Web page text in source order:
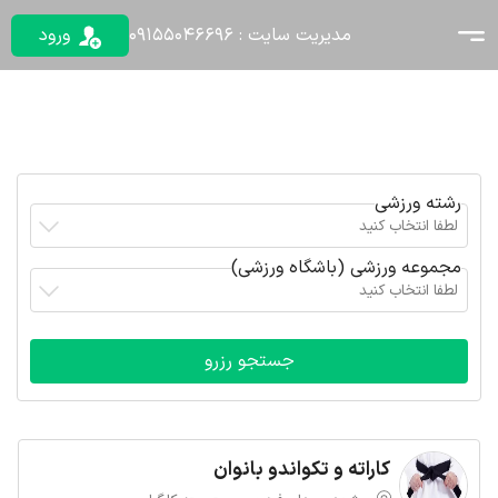
مدیریت سایت : 09155046696 ورود
رشته ورزشی
لطفا انتخاب کنید
مجموعه ورزشی (باشگاه ورزشی)
لطفا انتخاب کنید
کاراته و تکواندو بانوان